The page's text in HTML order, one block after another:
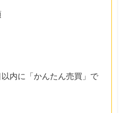
内に「かんたん売買」で